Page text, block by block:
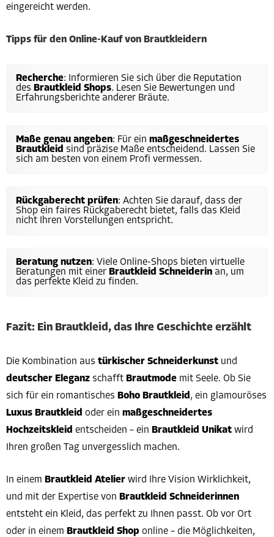
eingereicht werden.
Tipps für den Online-Kauf von Brautkleidern
Recherche: Informieren Sie sich über die Reputation
des Brautkleid Shops. Lesen Sie Bewertungen und
Erfahrungsberichte anderer Bräute.
Maße genau angeben: Für ein maßgeschneidertes
Brautkleid sind präzise Maße entscheidend. Lassen Sie
sich am besten von einem Profi vermessen.
Rückgaberecht prüfen: Achten Sie darauf, dass der
Shop ein faires Rückgaberecht bietet, falls das Kleid
nicht Ihren Vorstellungen entspricht.
Beratung nutzen: Viele Online-Shops bieten virtuelle
Beratungen mit einer Brautkleid Schneiderin an, um
das perfekte Kleid zu finden.
Fazit: Ein Brautkleid, das Ihre Geschichte erzählt
Die Kombination aus türkischer Schneiderkunst und
deutscher Eleganz schafft Brautmode mit Seele. Ob Sie
sich für ein romantisches Boho Brautkleid , ein glamouröses
Luxus Brautkleid oder ein maßgeschneidertes
Hochzeitskleid entscheiden – ein Brautkleid Unikat wird
Ihren großen Tag unvergesslich machen.
In einem Brautkleid Atelier wird Ihre Vision Wirklichkeit,
und mit der Expertise von Brautkleid Schneiderinnen
entsteht ein Kleid, das perfekt zu Ihnen passt. Ob vor Ort
oder in einem Brautkleid Shop online – die Möglichkeiten,